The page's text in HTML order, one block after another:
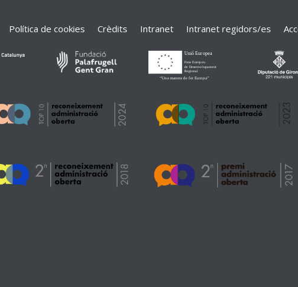
Política de cookies Crèdits Intranet Intranet regidors/es